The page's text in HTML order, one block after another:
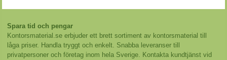
Spara tid och pengar
Kontorsmaterial.se erbjuder ett brett sortiment av kontorsmaterial till
låga priser. Handla tryggt och enkelt. Snabba leveranser till
privatpersoner och företag inom hela Sverige. Kontakta kundtjänst vid